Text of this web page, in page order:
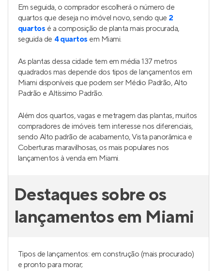
Em seguida, o comprador escolherá o número de
quartos que deseja no imóvel novo, sendo que 2
quartos é a composição de planta mais procurada,
seguida de 4 quartos em Miami.
As plantas dessa cidade tem em média 137 metros
quadrados mas depende dos tipos de lançamentos em
Miami disponíveis que podem ser Médio Padrão, Alto
Padrão e Altíssimo Padrão.
Além dos quartos, vagas e metragem das plantas, muitos
compradores de imóveis tem interesse nos diferenciais,
sendo Alto padrão de acabamento, Vista panorâmica e
Coberturas maravilhosas, os mais populares nos
lançamentos à venda em Miami.
Destaques sobre os
lançamentos em Miami
Tipos de lançamentos: em construção (mais procurado)
e pronto para morar;